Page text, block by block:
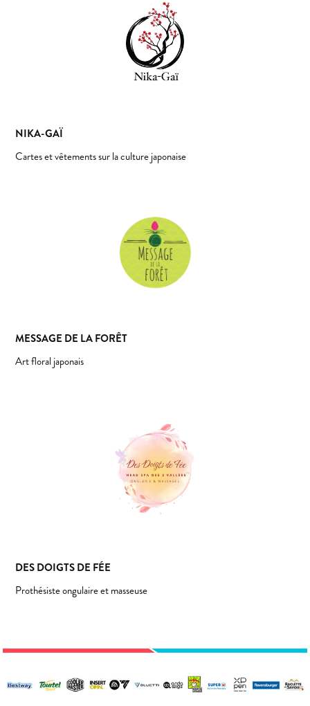
NIKA-GAÏ
Cartes et vêtements sur la culture japonaise
MESSAGE DE LA FORÊT
Art floral japonais
DES DOIGTS DE FÉE
Prothésiste ongulaire et masseuse